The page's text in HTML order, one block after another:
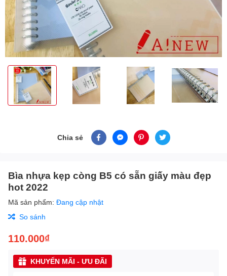
Chia sẻ
Bìa nhựa kẹp còng B5 có sẵn giấy màu đẹp
hot 2022
Mã sản phẩm: Đang cập nhật
So sánh
110.000₫
KHUYẾN MÃI - ƯU ĐÃI